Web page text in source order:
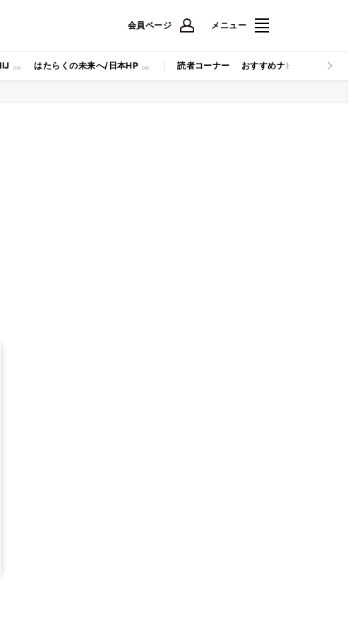
会員ページ メニュー
IIJ はたらくの未来へ/日本HP 読者コーナー おすすめナビ マイナビ